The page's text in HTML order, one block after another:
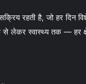
रहती है, जो हर दिन
लेकर स्वास्थ्य तक — हर